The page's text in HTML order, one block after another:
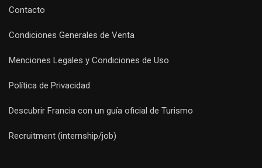
Contacto
Condiciones Generales de Venta
Menciones Legales y Condiciones de Uso
Política de Privacidad
Descubrir Francia con un guía oficial de Turismo
Recruitment (internship/job)